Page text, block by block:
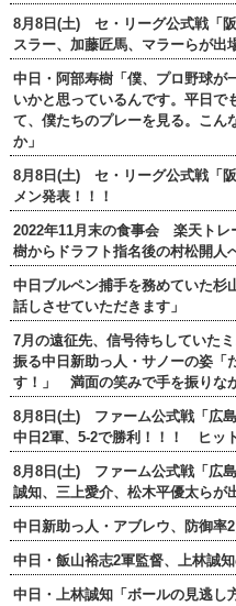
8月8日(土) セ・リーグ公式戦「
スラー、加藤匠馬、マラーらが出
中日・阿部寿樹「僕、プロ野球が
いかと思っているんです。平日で
て、僕たちのプレーを見る。こん
か」
8月8日(土) セ・リーグ公式戦「
メン発表！！！
2022年11月末の食事会 楽天トレ
樹からドラフト指名後の村松開人
中日ブルペン捕手を務めていた杉
話しさせていただきます」
7月の遠征先、信号待ちしていた
振る中日新助っ人・サノーの姿「
す！」 満面の笑みで手を振りな
8月8日(土) ファーム公式戦「広
中日2軍、5-2で勝利！！！ ヒッ
8月8日(土) ファーム公式戦「広
誠知、三上愛介、松木平優太らが
中日新助っ人・アブレウ、防御
中日・飯山裕志2軍監督、上林誠
中日・上林誠知「ボールの見逃し